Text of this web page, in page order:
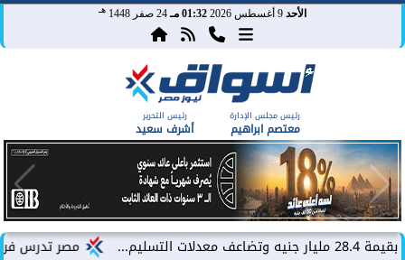
الأحد 01:32 مـ 24 صفر 1448 هـ
رئيس مجلس الإدارة
معتصم ابراهيم
رئيس التحرير
أشرف سعيد
مصر تدرس فرض رسوم جمركية بنسبة 5% على السيارات